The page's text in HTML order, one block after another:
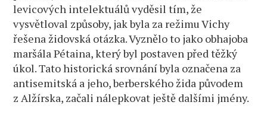
levicových intelektuálů vyděsil tím, že
vysvětloval způsoby, jak byla za režimu Vichy
řešena židovská otázka. Vyznělo to jako obhajoba
maršála Pétaina, který byl postaven před těžký
úkol. Tato historická srovnání byla označena za
antisemitská a jeho, berberského žida původem
z Alžírska, začali nálepkovat ještě dalšími jmény.